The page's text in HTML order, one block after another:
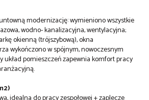
modernizację: wymieniono wszystkie
wodno- kanalizacyjna, wentylacyjna;
okienną (trójszybową), okna
wykończono w spójnym, nowoczesnym
układ pomieszczeń zapewnia komfort pracy